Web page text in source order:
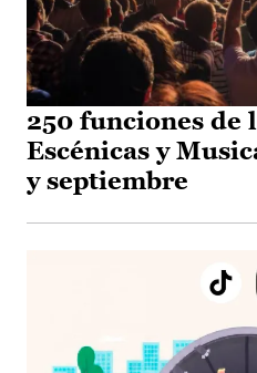
250 funciones de
Escénicas y
y septiembre